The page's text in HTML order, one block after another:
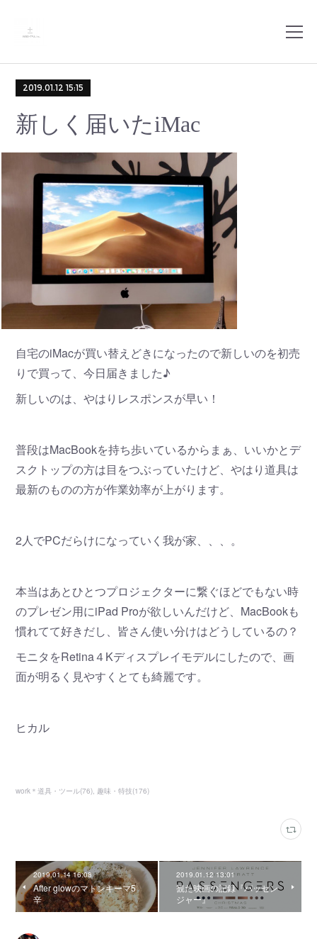
2019.01.12 15:15
新しく届いたiMac
自宅のiMacが買い替えどきになったので新しいのを初売
りで買って、今日届きました♪
新しいのは、やはりレスポンスが早い！
普段はMacBookを持ち歩いているからまぁ、いいかとデ
スクトップの方は目をつぶっていたけど、やはり道具は
最新のものの方が作業効率が上がります。
2人でPCだらけになっていく我が家、、、。
本当はあとひとつプロジェクターに繋ぐほどでもない時
のプレゼン用にiPad Proが欲しいんだけど、MacBookも
慣れてて好きだし、皆さん使い分けはどうしているの？
モニタをRetina４Kディスプレイモデルにしたので、画
面が明るく見やすくとても綺麗です。
ヒカル
work＊道具・ツール(76) 趣味・特技(176)
2019.01.14 16:08
After glowのマトンキーマ5
辛
2019.01.12 13:01
観た映画の記録『パッセン
ジャー』